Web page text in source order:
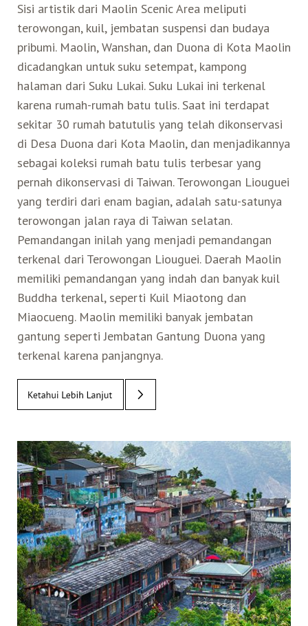
Belanja
Pasar Malam
Sisi artistik dari Maolin Scenic Area meliputi
terowongan, kuil, jembatan suspensi dan budaya
pribumi. Maolin, Wanshan, dan Duona di Kota Maolin
dicadangkan untuk suku setempat, kampong
halaman dari Suku Lukai. Suku Lukai ini terkenal
karena rumah-rumah batu tulis. Saat ini terdapat
sekitar 30 rumah batutulis yang telah dikonservasi
di Desa Duona dari Kota Maolin, dan menjadikannya
sebagai koleksi rumah batu tulis terbesar yang
pernah dikonservasi di Taiwan. Terowongan Liouguei
yang terdiri dari enam bagian, adalah satu-satunya
terowongan jalan raya di Taiwan selatan.
Pemandangan inilah yang menjadi pemandangan
terkenal dari Terowongan Liouguei. Daerah Maolin
memiliki pemandangan yang indah dan banyak kuil
Buddha terkenal, seperti Kuil Miaotong dan
Miaocueng. Maolin memiliki banyak jembatan
gantung seperti Jembatan Gantung Duona yang
terkenal karena panjangnya.